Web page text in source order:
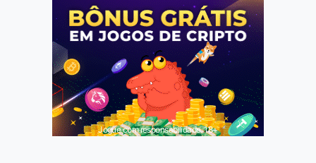
Jogue com responsabilidade. 18+